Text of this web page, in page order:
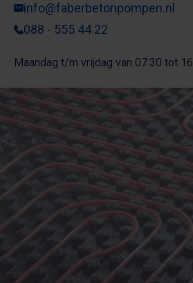
info@faberbetonpompen.nl
088 - 555 44 22
Maandag t/m vrijdag van 07:30 tot